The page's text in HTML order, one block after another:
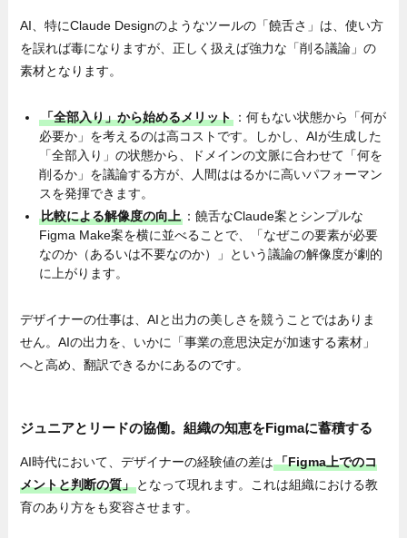
AI、特にClaude Designのようなツールの「饒舌さ」は、使い方
を誤れば毒になりますが、正しく扱えば強力な「削る議論」の
素材となります。
「全部入り」から始めるメリット ：何もない状態から「何が
必要か」を考えるのは高コストです。しかし、AIが生成した
「全部入り」の状態から、ドメインの文脈に合わせて「何を
削るか」を議論する方が、人間ははるかに高いパフォーマン
スを発揮できます。
比較による解像度の向上 ：饒舌なClaude案とシンプルな
Figma Make案を横に並べることで、「なぜこの要素が必要
なのか（あるいは不要なのか）」という議論の解像度が劇的
に上がります。
デザイナーの仕事は、AIと出力の美しさを競うことではありま
せん。AIの出力を、いかに「事業の意思決定が加速する素材」
へと高め、翻訳できるかにあるのです。
ジュニアとリードの協働。組織の知恵をFigmaに蓄積する
AI時代において、デザイナーの経験値の差は「Figma上でのコ
メントと判断の質」 となって現れます。これは組織における教
育のあり方をも変容させます。